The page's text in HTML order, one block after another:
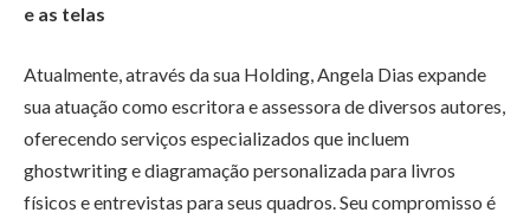
e as telas
Atualmente, através da sua Holding, Angela Dias expande
sua atuação como escritora e assessora de diversos autores,
oferecendo serviços especializados que incluem
ghostwriting e diagramação personalizada para livros
físicos e entrevistas para seus quadros. Seu compromisso é